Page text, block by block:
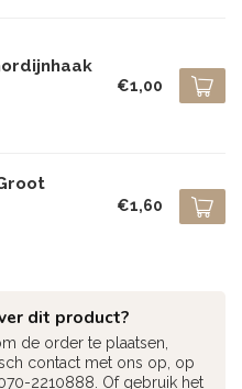
€1,00
€1,60
dit product?
de order te plaatsen,
contact met ons op, op
2210888. Of gebruik het